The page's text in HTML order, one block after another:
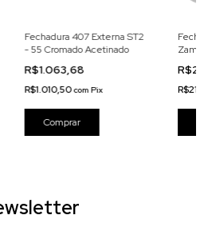
Fechadura 407 Externa ST2
- 55 Cromado Acetinado
R$1.063,68
R$1.010,50com Pix